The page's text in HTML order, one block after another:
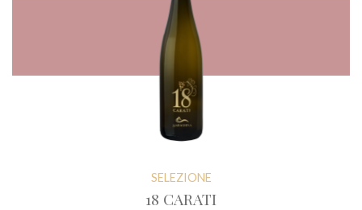
SELEZIONE
18 CARATI